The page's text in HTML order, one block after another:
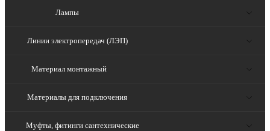
Лампы
Линии электропередач (ЛЭП)
Материал монтажный
Материалы для подключения
Муфты, фитинги сантехнические